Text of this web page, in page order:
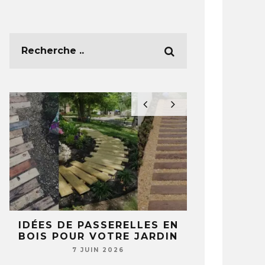
IDÉES DE PASSERELLES EN
BOIS POUR VOTRE JARDIN
7 JUIN 2026